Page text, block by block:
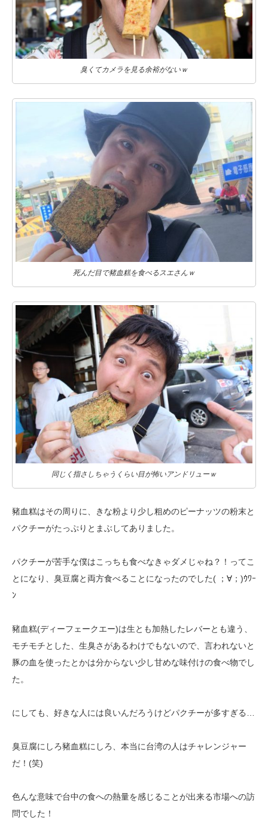
臭くてカメラを見る余裕がないｗ
死んだ目で豬血糕を食べるスエさんｗ
同じく指さしちゃうくらい目が怖いアンドリューｗ
豬血糕はその周りに、きな粉より少し粗めのピーナッツの粉末と
パクチーがたっぷりとまぶしてありました。
パクチーが苦手な僕はこっちも食べなきゃダメじゃね？！ってこ
とになり、 臭豆腐と両方食べることになったのでした( ；∀；)ｳﾜｰ
ﾝ
豬血糕(ディーフェークエー)は生とも加熱したレバーとも違う、
モチモチとした、 生臭さがあるわけでもないので、言われないと
豚の血を使ったとかは分からない少し甘めな味付けの食べ物でし
た。
にしても、好きな人には良いんだろうけどパクチーが多すぎる…
臭豆腐にしろ豬血糕にしろ、本当に台湾の人はチャレンジャー
だ！(笑)
色んな意味で台中の食への熱量を感じることが出来る市場への訪
問でした！